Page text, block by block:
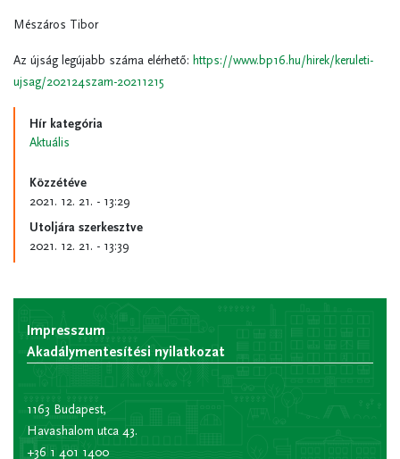
Mészáros Tibor
Az újság legújabb száma elérhető: https://www.bp16.hu/hirek/keruleti-
ujsag/202124szam-20211215
Hír kategória
Aktuális
Közzétéve
2021. 12. 21. - 13:29
Utoljára szerkesztve
2021. 12. 21. - 13:39
Impresszum
Akadálymentesítési nyilatkozat
1163 Budapest,
Havashalom utca 43.
+36 1 401 1400